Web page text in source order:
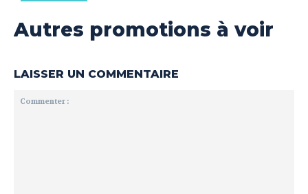
Autres promotions à voir
LAISSER UN COMMENTAIRE